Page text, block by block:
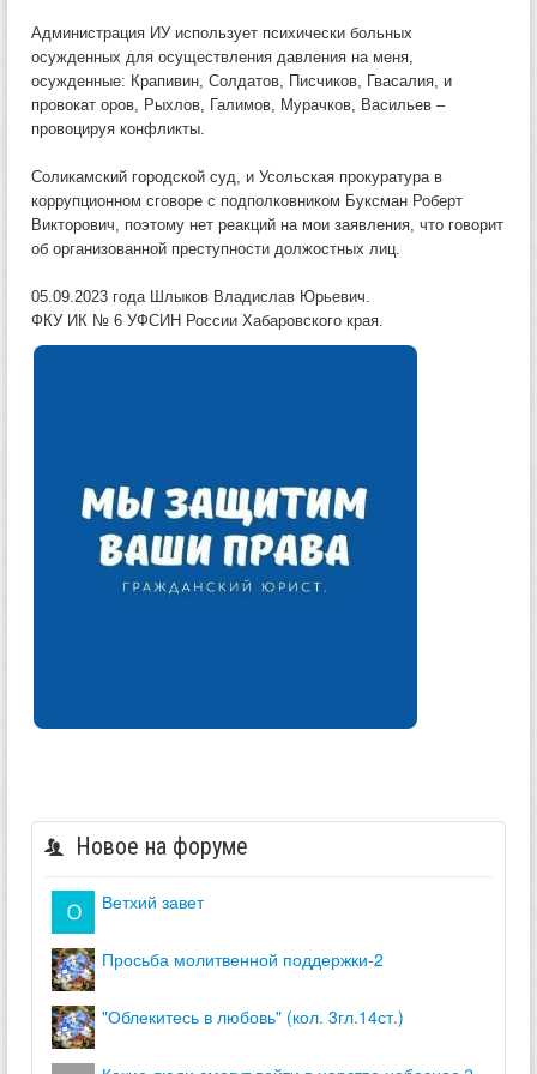
Администрация ИУ использует психически больных
осужденных для осуществления давления на меня,
осужденные: Крапивин, Солдатов, Писчиков, Гвасалия, и
провокат оров, Рыхлов, Галимов, Мурачков, Васильев –
провоцируя конфликты.
Соликамский городской суд, и Усольская прокуратура в
коррупционном сговоре с подполковником Буксман Роберт
Викторович, поэтому нет реакций на мои заявления, что говорит
об организованной преступности должостных лиц.
05.09.2023 года Шлыков Владислав Юрьевич.
ФКУ ИК № 6 УФСИН России Хабаровского края.
Новое на форуме
ветхий завет
просьба молитвенной поддержки-2
"облекитесь в любовь" (кол. 3гл.14ст.)